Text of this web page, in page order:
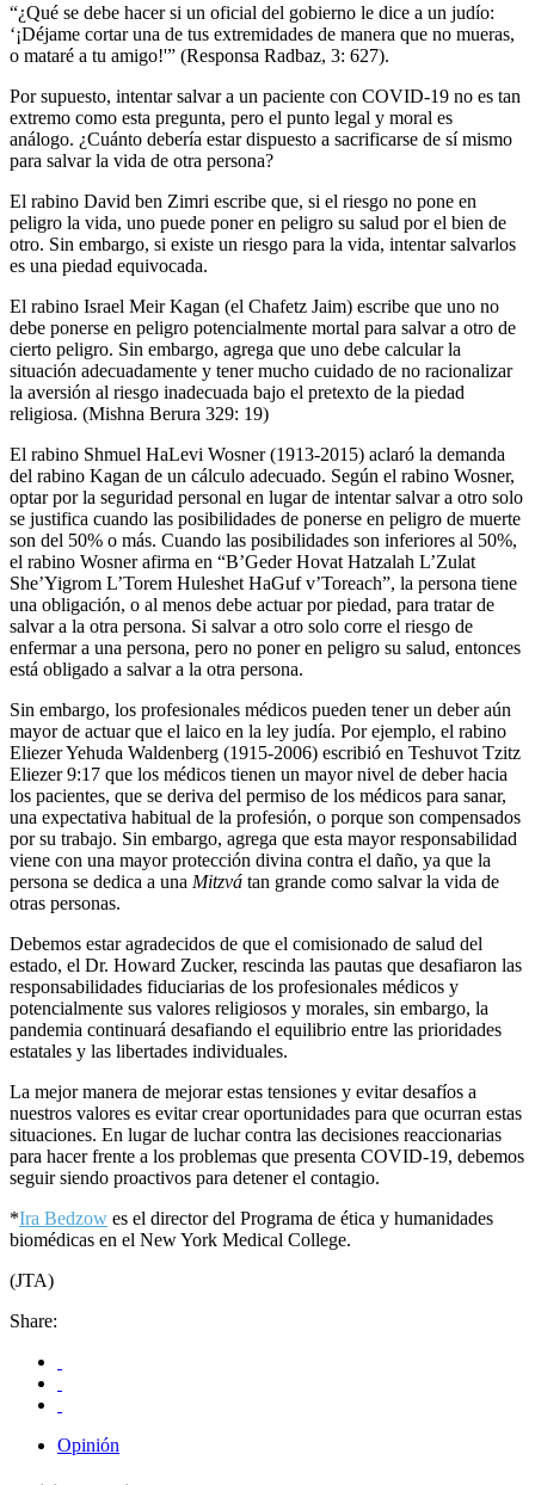
“¿Qué se debe hacer si un oficial del gobierno le dice a un judío:
‘¡Déjame cortar una de tus extremidades de manera que no mueras,
o mataré a tu amigo!'” (Responsa Radbaz, 3: 627).
Por supuesto, intentar salvar a un paciente con COVID-19 no es tan
extremo como esta pregunta, pero el punto legal y moral es
análogo. ¿Cuánto debería estar dispuesto a sacrificarse de sí mismo
para salvar la vida de otra persona?
El rabino David ben Zimri escribe que, si el riesgo no pone en
peligro la vida, uno puede poner en peligro su salud por el bien de
otro. Sin embargo, si existe un riesgo para la vida, intentar salvarlos
es una piedad equivocada.
El rabino Israel Meir Kagan (el Chafetz Jaim) escribe que uno no
debe ponerse en peligro potencialmente mortal para salvar a otro de
cierto peligro. Sin embargo, agrega que uno debe calcular la
situación adecuadamente y tener mucho cuidado de no racionalizar
la aversión al riesgo inadecuada bajo el pretexto de la piedad
religiosa. (Mishna Berura 329: 19)
El rabino Shmuel HaLevi Wosner (1913-2015) aclaró la demanda
del rabino Kagan de un cálculo adecuado. Según el rabino Wosner,
optar por la seguridad personal en lugar de intentar salvar a otro solo
se justifica cuando las posibilidades de ponerse en peligro de muerte
son del 50% o más. Cuando las posibilidades son inferiores al 50%,
el rabino Wosner afirma en “B’Geder Hovat Hatzalah L’Zulat
She’Yigrom L’Torem Huleshet HaGuf v’Toreach”, la persona tiene
una obligación, o al menos debe actuar por piedad, para tratar de
salvar a la otra persona. Si salvar a otro solo corre el riesgo de
enfermar a una persona, pero no poner en peligro su salud, entonces
está obligado a salvar a la otra persona.
Sin embargo, los profesionales médicos pueden tener un deber aún
mayor de actuar que el laico en la ley judía. Por ejemplo, el rabino
Eliezer Yehuda Waldenberg (1915-2006) escribió en Teshuvot Tzitz
Eliezer 9:17 que los médicos tienen un mayor nivel de deber hacia
los pacientes, que se deriva del permiso de los médicos para sanar,
una expectativa habitual de la profesión, o porque son compensados ​​
por su trabajo. Sin embargo, agrega que esta mayor responsabilidad
viene con una mayor protección divina contra el daño, ya que la
persona se dedica a una Mitzvá tan grande como salvar la vida de
otras personas.
Debemos estar agradecidos de que el comisionado de salud del
estado, el Dr. Howard Zucker, rescinda las pautas que desafiaron las
responsabilidades fiduciarias de los profesionales médicos y
potencialmente sus valores religiosos y morales, sin embargo, la
pandemia continuará desafiando el equilibrio entre las prioridades
estatales y las libertades individuales.
La mejor manera de mejorar estas tensiones y evitar desafíos a
nuestros valores es evitar crear oportunidades para que ocurran estas
situaciones. En lugar de luchar contra las decisiones reaccionarias
para hacer frente a los problemas que presenta COVID-19, debemos
seguir siendo proactivos para detener el contagio.
*Ira Bedzow es el director del Programa de ética y humanidades
biomédicas en el New York Medical College.
(JTA)
Share:
Opinión